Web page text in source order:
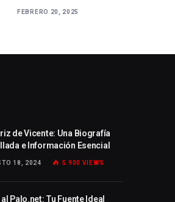
FEBRERO 20, 2025
de Vicente: Una Biografía
e Información Esencial
18, 2024 5.900 VIEWS
Palo.net: Tu Fuente Ideal